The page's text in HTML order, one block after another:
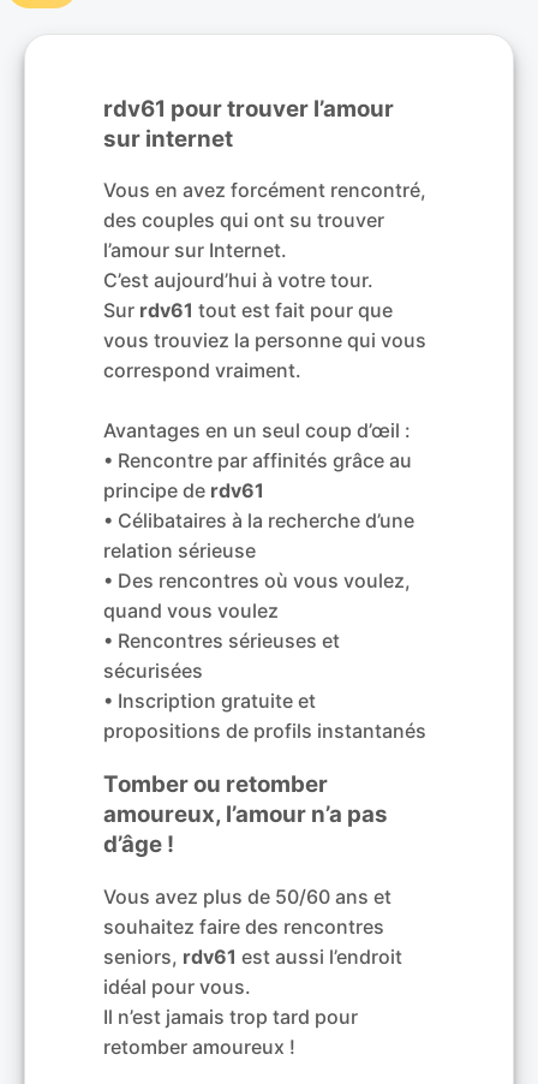
rdv61 pour trouver l’amour
sur internet
Vous en avez forcément rencontré,
des couples qui ont su trouver
l’amour sur Internet.
C’est aujourd’hui à votre tour.
Sur rdv61 tout est fait pour que
vous trouviez la personne qui vous
correspond vraiment.
Avantages en un seul coup d’œil :
• Rencontre par affinités grâce au
principe de rdv61
• Célibataires à la recherche d’une
relation sérieuse
• Des rencontres où vous voulez,
quand vous voulez
• Rencontres sérieuses et
sécurisées
• Inscription gratuite et
propositions de profils instantanés
Tomber ou retomber
amoureux, l’amour n’a pas
d’âge !
Vous avez plus de 50/60 ans et
souhaitez faire des rencontres
seniors, rdv61 est aussi l’endroit
idéal pour vous.
Il n’est jamais trop tard pour
retomber amoureux !